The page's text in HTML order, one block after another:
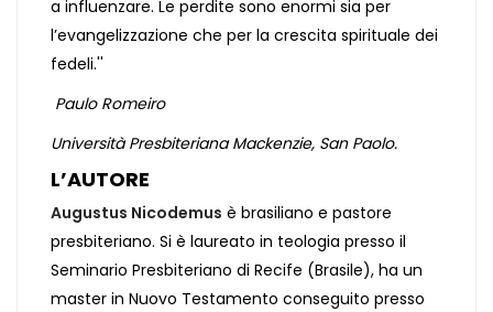
a influenzare. Le perdite sono enormi sia per
l’evangelizzazione che per la crescita spirituale dei
fedeli.''
Paulo Romeiro
Università Presbiteriana Mackenzie, San Paolo.
L’AUTORE
Augustus Nicodemus è brasiliano e pastore
presbiteriano. Si è laureato in teologia presso il
Seminario Presbiteriano di Recife (Brasile), ha un
master in Nuovo Testamento conseguito presso